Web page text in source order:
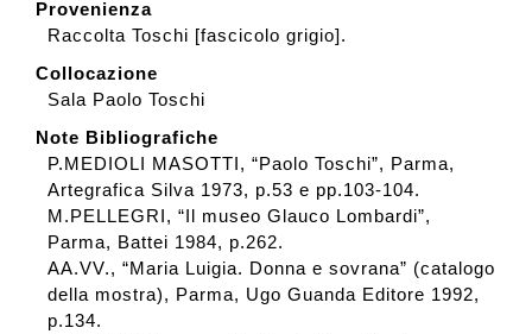
Provenienza
Raccolta Toschi [fascicolo grigio].
Collocazione
Sala Paolo Toschi
Note Bibliografiche
P.MEDIOLI MASOTTI, “Paolo Toschi”, Parma,
Artegrafica Silva 1973, p.53 e pp.103-104.
M.PELLEGRI, “Il museo Glauco Lombardi”,
Parma, Battei 1984, p.262.
AA.VV., “Maria Luigia. Donna e sovrana” (catalogo
della mostra), Parma, Ugo Guanda Editore 1992,
p.134.